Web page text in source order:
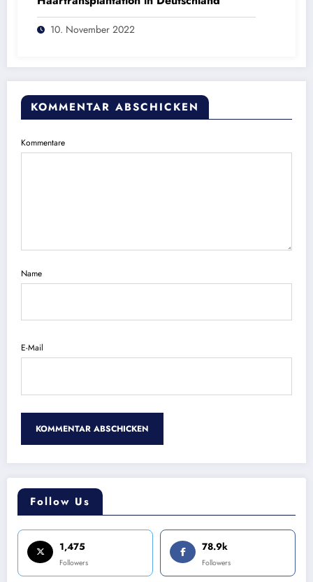
10. November 2022
KOMMENTAR ABSCHICKEN
Kommentare
Name
E-Mail
Follow Us
1,475
Followers
78.9k
Followers